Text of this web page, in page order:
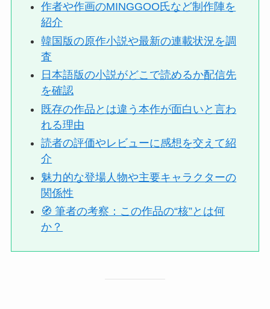
作者や作画のMINGGOO氏など制作陣を
紹介
韓国版の原作小説や最新の連載状況を調
査
日本語版の小説がどこで読めるか配信先
を確認
既存の作品とは違う本作が面白いと言わ
れる理由
読者の評価やレビューに感想を交えて紹
介
魅力的な登場人物や主要キャラクターの
関係性
🧭 筆者の考察：この作品の“核”とは何
か？